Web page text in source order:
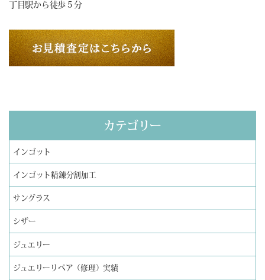
丁目駅から徒歩５分
カテゴリー
インゴット
インゴット精錬分割加工
サングラス
シザー
ジュエリー
ジュエリーリペア（修理）実績